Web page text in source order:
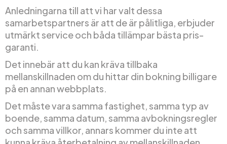
Anledningarna till att vi har valt dessa
samarbetspartners är att de är pålitliga, erbjuder
utmärkt service och båda tillämpar bästa pris-
garanti.
Det innebär att du kan kräva tillbaka
mellanskillnaden om du hittar din bokning billigare
på en annan webbplats.
Det måste vara samma fastighet, samma typ av
boende, samma datum, samma avbokningsregler
och samma villkor, annars kommer du inte att